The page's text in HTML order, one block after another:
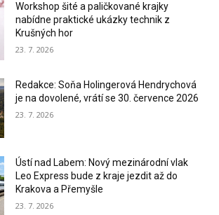
Workshop šité a paličkované krajky
nabídne praktické ukázky technik z
Krušných hor
23. 7. 2026
Redakce: Soňa Holingerová Hendrychová
je na dovolené, vrátí se 30. července 2026
23. 7. 2026
Ústí nad Labem: Nový mezinárodní vlak
Leo Express bude z kraje jezdit až do
Krakova a Přemyšle
23. 7. 2026